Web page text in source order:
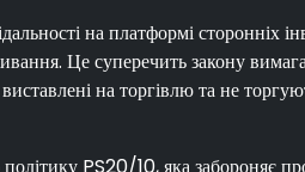
на платформі сторонніх
Це суперечить закону
на торгівлю та не